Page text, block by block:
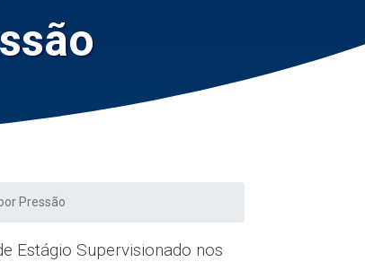
Pressão
Estágio Supervisionado nos